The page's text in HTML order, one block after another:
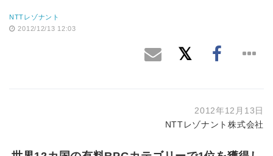
NTTレゾナント
2012/12/13 12:03
2012年12月13日
NTTレゾナント株式会社